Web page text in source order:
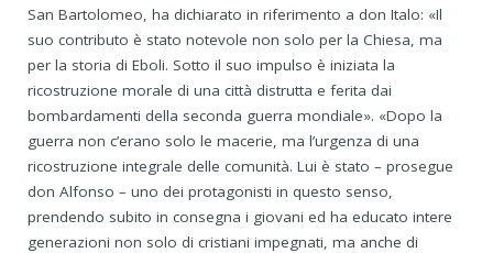
San Bartolomeo, ha dichiarato in riferimento a don Italo: «Il
suo contributo è stato notevole non solo per la Chiesa, ma
per la storia di Eboli. Sotto il suo impulso è iniziata la
ricostruzione morale di una città distrutta e ferita dai
bombardamenti della seconda guerra mondiale». «Dopo la
guerra non c’erano solo le macerie, ma l’urgenza di una
ricostruzione integrale delle comunità. Lui è stato – prosegue
don Alfonso – uno dei protagonisti in questo senso,
prendendo subito in consegna i giovani ed ha educato intere
generazioni non solo di cristiani impegnati, ma anche di